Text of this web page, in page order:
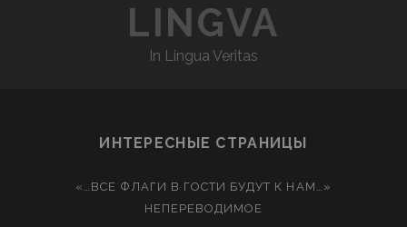
LINGVA
In Lingua Veritas
ИНТЕРЕСНЫЕ СТРАНИЦЫ
«…ВСЕ ФЛАГИ В ГОСТИ БУДУТ К НАМ…»
НЕПЕРЕВОДИМОЕ